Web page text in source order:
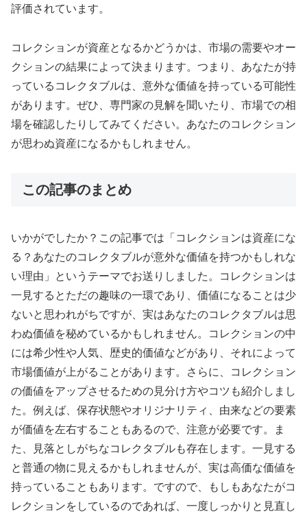
評価されています。
コレクションが資産となるかどうかは、市場の需要やオー
クションの結果によって決まります。つまり、あなたが持
っているコレクタブルは、意外な価値を持っている可能性
があります。ぜひ、専門家の見解を聞いたり、市場での相
場を確認したりしてみてください。あなたのコレクション
が思わぬ資産になるかもしれません。
この記事のまとめ
いかがでしたか？この記事では「コレクションは資産にな
る？あなたのコレクタブルが意外な価値を持つかもしれな
い理由」というテーマでお送りしました。コレクションは
一見するとただの趣味の一環であり、価値になることは少
ないと思われがちですが、実はあなたのコレクタブルは思
わぬ価値を秘めているかもしれません。コレクションの中
には希少性や人気、歴史的価値などがあり、それによって
市場価値が上がることがあります。さらに、コレクション
の価値をアップさせるための見分け方やコツも紹介しまし
た。例えば、保存状態やオリジナリティ、由来などの要素
が価値を左右することもあるので、注意が必要です。ま
た、見落としがちなコレクタブルも存在します。一見する
と普通の物に見えるかもしれませんが、実は高価な価値を
持っていることもあります。ですので、もしもあなたがコ
レクションをしているのであれば、一度しっかりと見直し